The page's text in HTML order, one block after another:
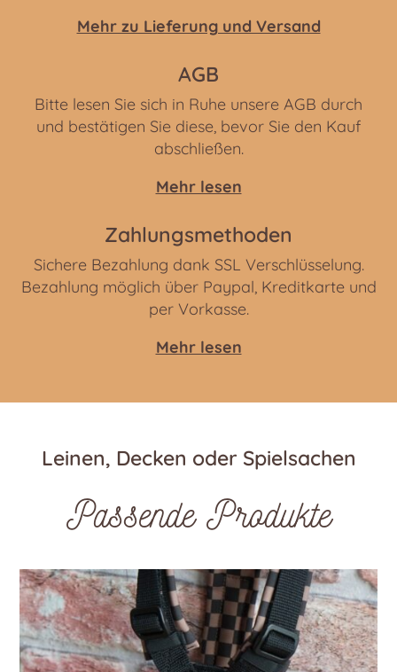
Mehr zu Lieferung und Versand
AGB
Bitte lesen Sie sich in Ruhe unsere AGB durch
und bestätigen Sie diese, bevor Sie den Kauf
abschließen.
Mehr lesen
Zahlungsmethoden
Sichere Bezahlung dank SSL Verschlüsselung.
Bezahlung möglich über Paypal, Kreditkarte und
per Vorkasse.
Mehr lesen
Leinen, Decken oder Spielsachen
Passende Produkte